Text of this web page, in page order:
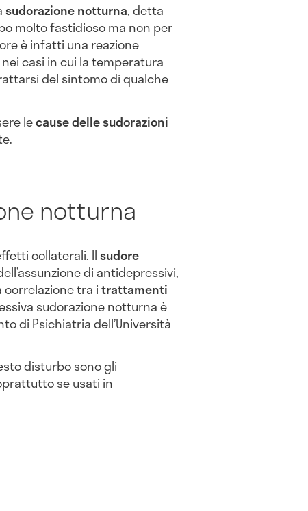
sudorazione notturna, detta
molto fastidioso ma non per
è infatti una reazione
casi in cui la temperatura
del sintomo di qualche
lecause delle sudorazioni
notturna
collaterali. Ilsudore
di antidepressivi,
correlazione tra itrattamenti
sudorazione notturna è
di Psichiatria dell’Università
disturbo sono gli
se usati in